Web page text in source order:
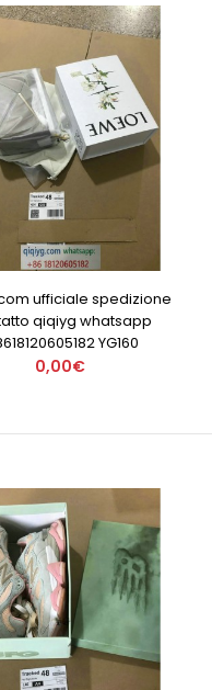
ufficiale spedizione
qiqiyg whatsapp
YG160
0,00€